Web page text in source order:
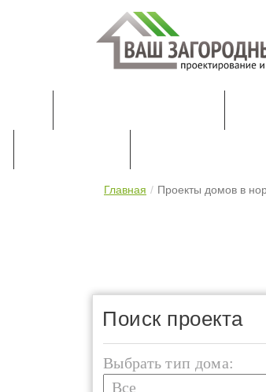
Главная Проекты домов в
Поиск проекта
Выбрать тип дома: